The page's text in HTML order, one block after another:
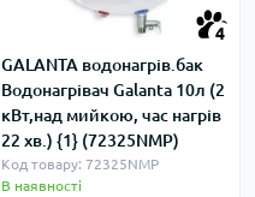
4
GALANTA водонагрів.бак
Водонагрівач Galanta 10л (2
кВт,над мийкою, час нагрів
22 хв.) {1} (72325NMP)
Код товару: 72325NMP
В наявності